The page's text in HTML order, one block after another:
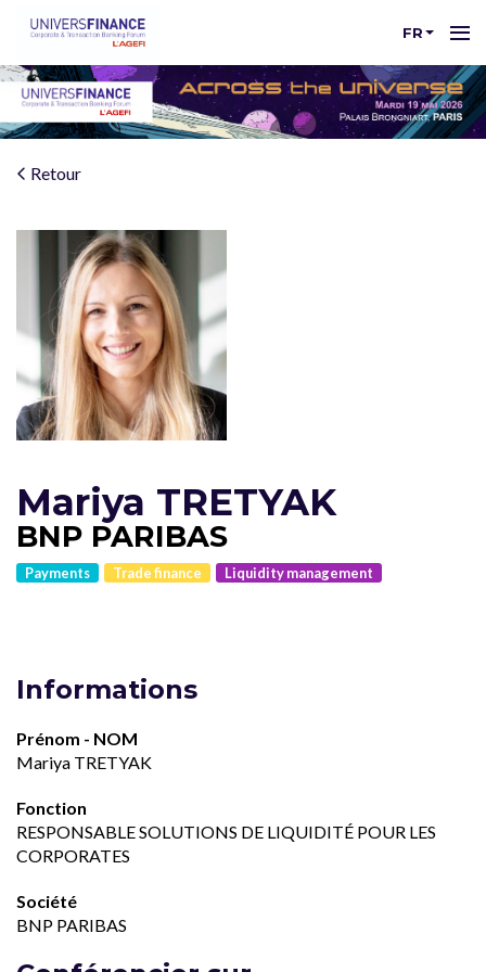
FR
Retour
Mariya TRETYAK
BNP PARIBAS
Payments Trade finance Liquidity management
Informations
Prénom - NOM
Mariya TRETYAK
Fonction
RESPONSABLE SOLUTIONS DE LIQUIDITÉ POUR LES
CORPORATES
Société
BNP PARIBAS